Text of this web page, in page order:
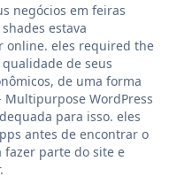
negócios em feiras
estava
online. eles required the
de seus
de uma forma
WordPress
para isso. eles
antes de encontrar o
parte do site e